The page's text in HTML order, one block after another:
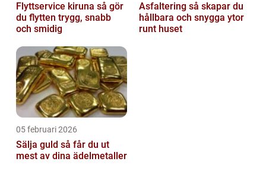
Flyttservice kiruna så gör
du flytten trygg, snabb
och smidig
Asfaltering så skapar du
hållbara och snygga ytor
runt huset
05 februari 2026
Sälja guld så får du ut
mest av dina ädelmetaller